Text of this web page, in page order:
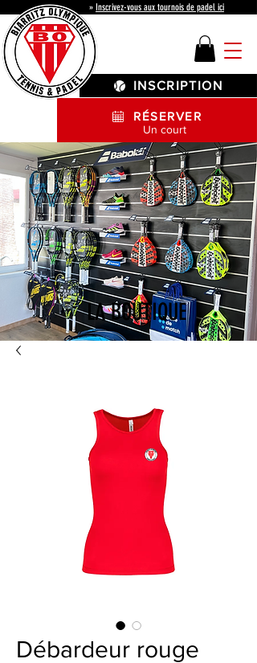
RÉSERVER
INSCRIPTION
Un court
» Inscrivez-vous aux tournois de padel ici
LA BOUTIQUE
Débardeur rouge